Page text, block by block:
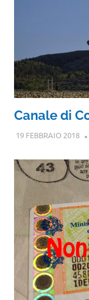
Canale di
19 FEBBRAIO 2018